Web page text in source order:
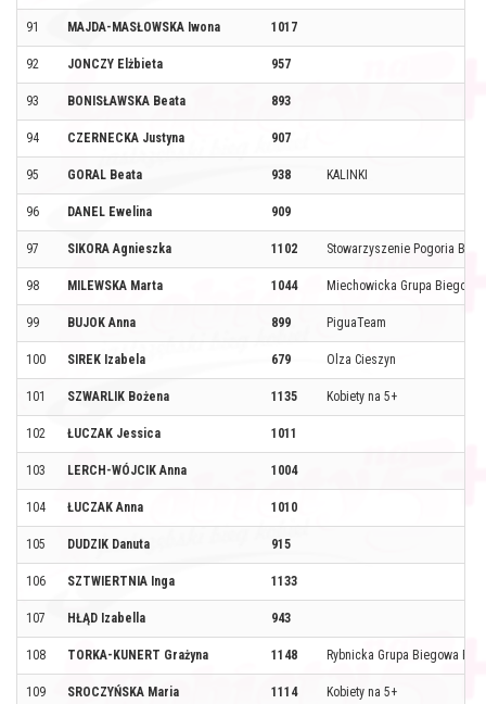
91 MAJDA-MASŁOWSKA Iwona 1017
92 JONCZY Elżbieta 957
93 BONISŁAWSKA Beata 893
94 CZERNECKA Justyna 907
95 GORAL Beata 938 KALINKI
96 DANEL Ewelina 909
97 SIKORA Agnieszka 1102 Stowarzyszenie Pogoria
98 MILEWSKA Marta 1044 Miechowicka Grupa Biegowa
99 BUJOK Anna 899 PiguaTeam
100 SIREK Izabela 679 Olza Cieszyn
101 SZWARLIK Bożena 1135 Kobiety na 5+
102 ŁUCZAK Jessica 1011
103 LERCH-WÓJCIK Anna 1004
104 ŁUCZAK Anna 1010
105 DUDZIK Danuta 915
106 SZTWIERTNIA Inga 1133
107 HŁĄD Izabella 943
108 TORKA-KUNERT Grażyna 1148 Rybnicka Grupa Biegowa
109 SROCZYŃSKA Maria 1114 Kobiety na 5+